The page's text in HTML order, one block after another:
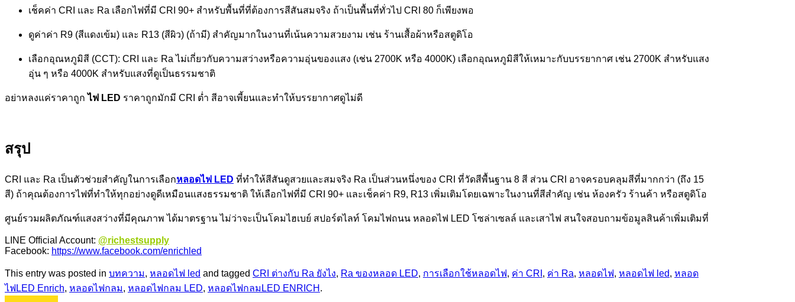
เช็คค่า CRI และ Ra เลือกไฟที่มี CRI 90+ สำหรับพื้นที่ที่ต้องการสีสันสมจริง ถ้าเป็นพื้นที่ทั่วไป CRI 80 ก็เพียงพอ
ดูค่าค่า R9 (สีแดงเข้ม) และ R13 (สีผิว) (ถ้ามี) สำคัญมากในงานที่เน้นความสวยงาม เช่น ร้านเสื้อผ้าหรือสตูดิโอ
เลือกอุณหภูมิสี (CCT): CRI และ Ra ไม่เกี่ยวกับความสว่างหรือความอุ่นของแสง (เช่น 2700K หรือ 4000K) เลือกอุณหภูมิสีให้เหมาะกับบรรยากาศ เช่น 2700K สำหรับแสง
อุ่น ๆ หรือ 4000K สำหรับแสงที่ดูเป็นธรรมชาติ
อย่าหลงแค่ราคาถูก ไฟ LED ราคาถูกมักมี CRI ต่ำ สีอาจเพี้ยนและทำให้บรรยากาศดูไม่ดี
สรุป
CRI และ Ra เป็นตัวช่วยสำคัญในการเลือกหลอดไฟ LED ที่ทำให้สีสันดูสวยและสมจริง Ra เป็นส่วนหนึ่งของ CRI ที่วัดสีพื้นฐาน 8 สี ส่วน CRI อาจครอบคลุมสีที่มากกว่า (ถึง 15
สี) ถ้าคุณต้องการไฟที่ทำให้ทุกอย่างดูดีเหมือนแสงธรรมชาติ ให้เลือกไฟที่มี CRI 90+ และเช็คค่า R9, R13 เพิ่มเติมโดยเฉพาะในงานที่สีสำคัญ เช่น ห้องครัว ร้านค้า หรือสตูดิโอ
ศูนย์รวมผลิตภัณฑ์แสงสว่างที่มีคุณภาพ ได้มาตรฐาน ไม่ว่าจะเป็นโคมไฮเบย์ สปอร์ตไลท์ โคมไฟถนน หลอดไฟ LED โซล่าเซลล์ และเสาไฟ สนใจสอบถามข้อมูลสินค้าเพิ่มเติมที่
LINE Official Account: @richestsupply
Facebook: https://www.facebook.com/enrichled
This entry was posted in บทความ, หลอดไฟ led and tagged CRI ต่างกับ Ra ยังไง, Ra ของหลอด LED, การเลือกใช้หลอดไฟ, ค่า CRI , ค่า Ra, หลอดไฟ, หลอดไฟ led, หลอด
ไฟLED Enrich, หลอดไฟกลม, หลอดไฟกลม LED, หลอดไฟกลมLED ENRICH .